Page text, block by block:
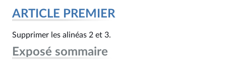
ARTICLE PREMIER
Supprimer les alinéas 2 et 3.
Exposé sommaire